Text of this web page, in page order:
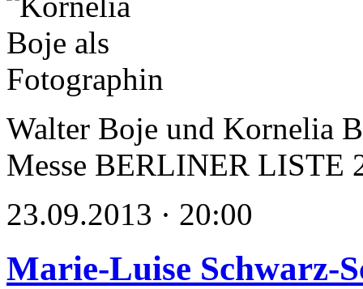
Walter Boje und Kornelia
Messe BERLINER LISTE
23.09.2013 · 20:00
Marie-Luise Schwarz-